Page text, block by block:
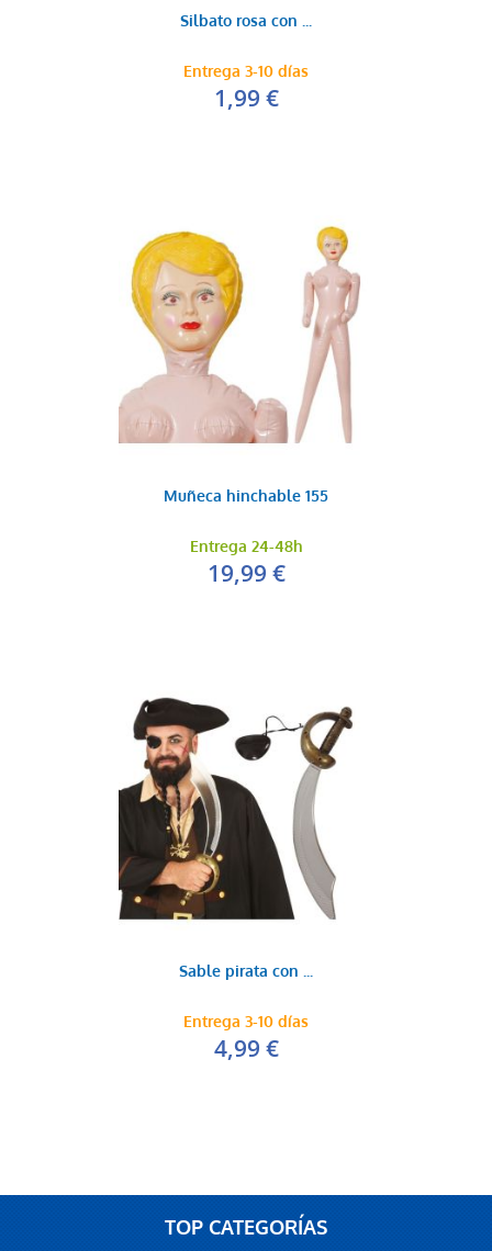
Silbato rosa con ...
Entrega 3-10 días
1,99 €
Muñeca hinchable 155
Entrega 24-48h
19,99 €
Sable pirata con ...
Entrega 3-10 días
4,99 €
TOP CATEGORÍAS